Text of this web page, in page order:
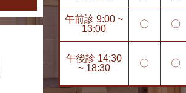
午前診 9:00 ~
13:00
〇 〇
午後診 14:30
~ 18:30
〇 〇